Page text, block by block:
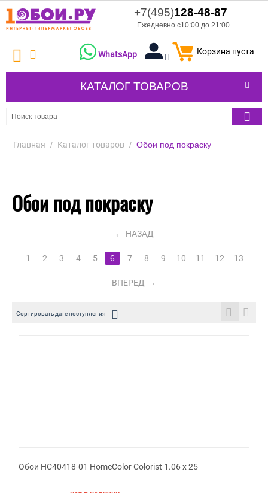
+7(495)128-48-87
Ежедневно с10:00 до 21:00
Корзина пуста
WhatsApp
КАТАЛОГ ТОВАРОВ
Главная / Каталог товаров / Обои под покраску
Обои под покраску
НАЗАД
1 2 3 4 5 6 7 8 9 10 11 12 13
ВПЕРЕД
Сортировать дате поступления
Обои HC40418-01 HomeColor Colorist 1.06 x 25